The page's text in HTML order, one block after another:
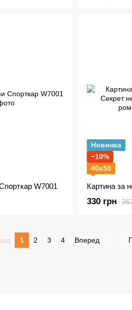
W7001
Новинка
−10%
40х50
330 грн
1 2 3 4 Вперед